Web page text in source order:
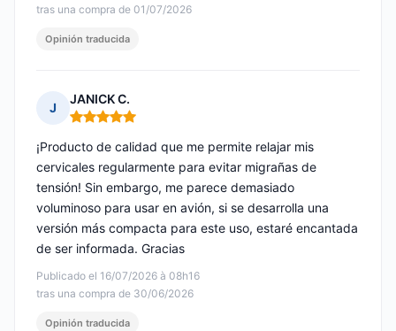
tras una compra de 01/07/2026
Opinión traducida
J
JANICK C.
Nota: 5 de 5
Publicado el 16/07/2026 à 08h16
tras una compra de 30/06/2026
¡Producto de calidad que me permite relajar mis
cervicales regularmente para evitar migrañas de
tensión! Sin embargo, me parece demasiado
voluminoso para usar en avión, si se desarrolla una
versión más compacta para este uso, estaré encantada
de ser informada. Gracias
Opinión traducida